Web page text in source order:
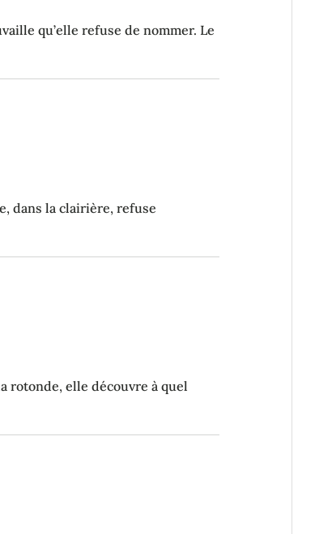
qu’elle refuse de nommer. Le
dans la clairière, refuse
rotonde, elle découvre à quel